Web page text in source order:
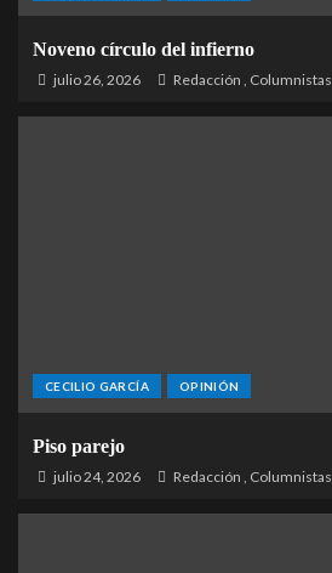
Noveno círculo del infierno
julio 26, 2026 Redacción , Columnistas
CECILIO GARCÍA OPINIÓN
Piso parejo
julio 24, 2026 Redacción , Columnistas